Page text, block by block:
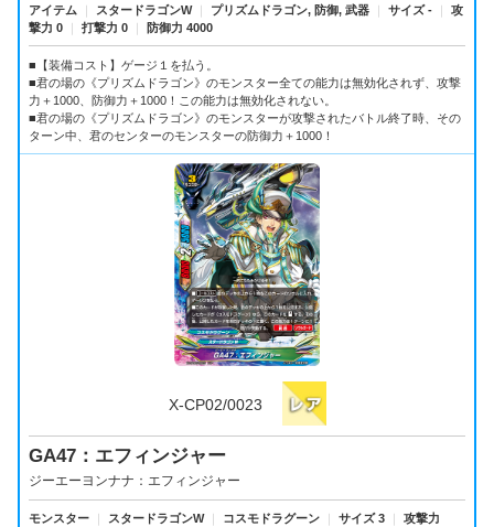
アイテム ｜ スタードラゴンW ｜ プリズムドラゴン, 防御, 武器 ｜ サイズ - ｜
攻
撃力 0
｜ 打撃力 0 ｜ 防御力 4000
■【装備コスト】ゲージ１を払う。
■君の場の《プリズムドラゴン》のモンスター全ての能力は無効化されず、攻撃
力＋1000、防御力＋1000！この能力は無効化されない。
■君の場の《プリズムドラゴン》のモンスターが攻撃されたバトル終了時、その
ターン中、君のセンターのモンスターの防御力＋1000！
X-CP02/0023
GA47：エフィンジャー
ジーエーヨンナナ：エフィンジャー
モンスター ｜ スタードラゴンW ｜ コスモドラグーン ｜ サイズ 3 ｜
攻撃力